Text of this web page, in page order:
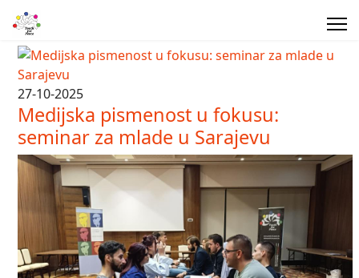
27-10-2025
Medijska pismenost u fokusu:
seminar za mlade u Sarajevu